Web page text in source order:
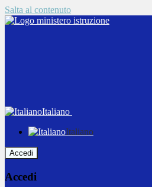
Salta al contenuto
Italiano
Italiano
Accedi
Accedi